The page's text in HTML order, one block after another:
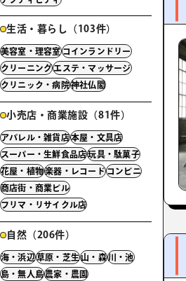
生活・暮らし（103件）
美容室・理容室コインランドリー
クリーニングエステ・マッサージ
クリニック・病院神社仏閣
小売店・商業施設（81件）
アパレル・雑貨店本屋・文具店
スーパー・生鮮食品店玩具・駄菓子
花屋・植物楽器・レコードコンビニ
商店街・商業ビル
フリマ・リサイクル店
自然（206件）
海・浜辺草原・芝生山・森川・池
島・無人島農家・農園